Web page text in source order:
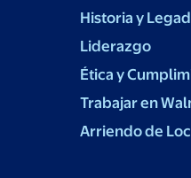
Historia y
Liderazgo
Ética y
Trabajar en
Arriendo de